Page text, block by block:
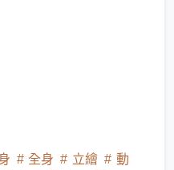
全身 立繪
動